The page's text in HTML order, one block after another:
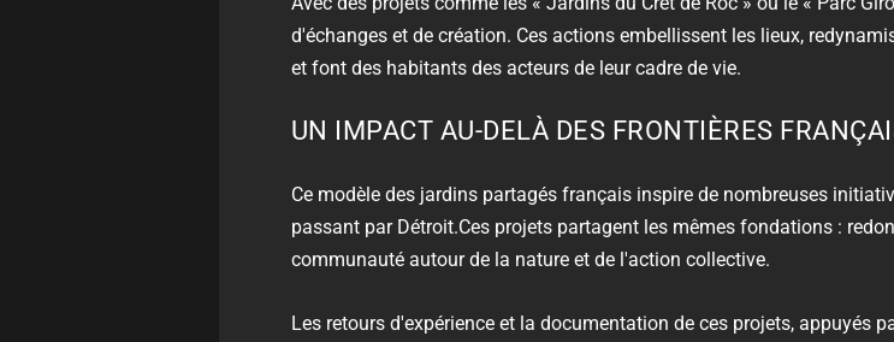
d'échanges et de création. Ces actions embellissent les lieux,
et font des habitants des acteurs de leur cadre de vie.
UN IMPACT AU-DELÀ DES FRONTIÈRES
Ce modèle des jardins partagés français inspire de nombreuses
passant par Détroit.Ces projets partagent les mêmes fondations :
communauté autour de la nature et de l'action collective.
Les retours d'expérience et la documentation de ces projets, appuyés